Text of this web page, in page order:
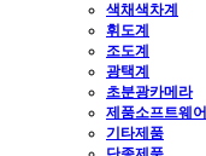
색채색차계
휘도계
조도계
광택계
초분광카메라
제품소프트웨어
기타제품